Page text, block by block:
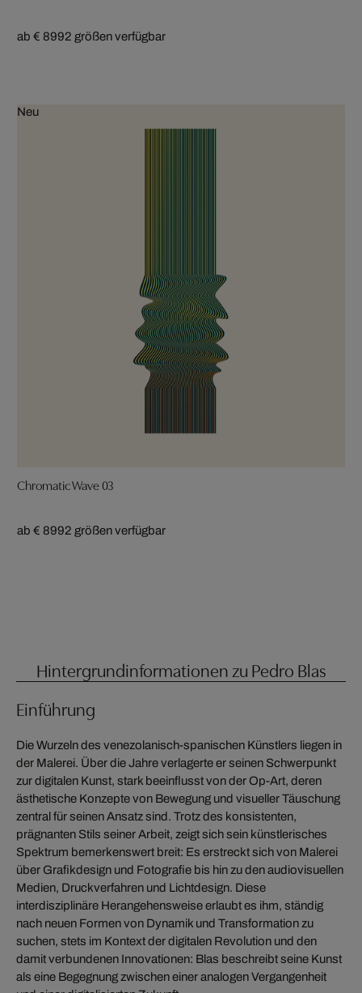
ab € 8992 größen verfügbar
Neu
Chromatic Wave 03
ab € 8992 größen verfügbar
Hintergrundinformationen zu Pedro Blas
Einführung
Die Wurzeln des venezolanisch-spanischen Künstlers liegen in
der Malerei. Über die Jahre verlagerte er seinen Schwerpunkt
zur digitalen Kunst, stark beeinflusst von der Op-Art, deren
ästhetische Konzepte von Bewegung und visueller Täuschung
zentral für seinen Ansatz sind. Trotz des konsistenten,
prägnanten Stils seiner Arbeit, zeigt sich sein künstlerisches
Spektrum bemerkenswert breit: Es erstreckt sich von Malerei
über Grafikdesign und Fotografie bis hin zu den audiovisuellen
Medien, Druckverfahren und Lichtdesign. Diese
interdisziplinäre Herangehensweise erlaubt es ihm, ständig
nach neuen Formen von Dynamik und Transformation zu
suchen, stets im Kontext der digitalen Revolution und den
damit verbundenen Innovationen: Blas beschreibt seine Kunst
als eine Begegnung zwischen einer analogen Vergangenheit